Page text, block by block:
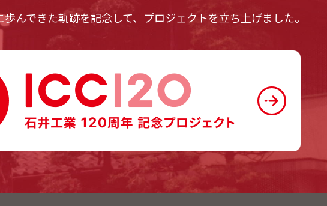
んできた軌跡を記念して、プロジェクトを立ち上げました。